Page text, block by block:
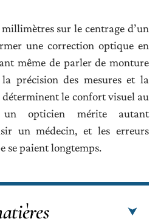
sur le centrage d’un
une correction optique en
même de parler de monture
précision des mesures et la
le confort visuel au
un opticien mérite autant
un médecin, et les erreurs
se paient longtemps.